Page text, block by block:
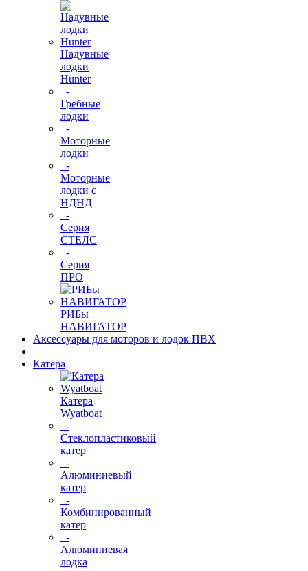
Надувные
лодки
Hunter
-
Гребные
лодки
-
Моторные
лодки
-
Моторные
лодки с
НДНД
-
Серия
СТЕЛС
-
Серия
ПРО
РИБы
НАВИГАТОР
Аксессуары для моторов и лодок ПВХ
Катера
Катера
Wyatboat
-
Cтеклопластиковый
катер
-
Алюминиевый
катер
-
Комбинированный
катер
-
Алюминиевая
лодка